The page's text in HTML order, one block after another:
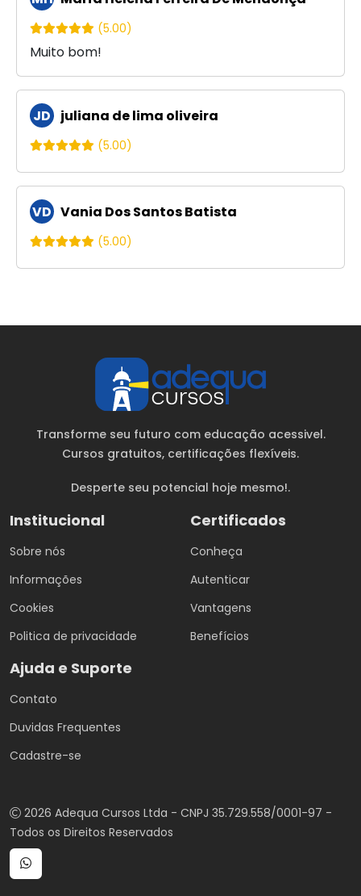
(5.00)
Muito bom!
JD juliana de lima oliveira
(5.00)
VD Vania Dos Santos Batista
(5.00)
Transforme seu futuro com educação acessivel.
Cursos gratuitos, certificações flexíveis.
Desperte seu potencial hoje mesmo!.
Institucional
Sobre nós
Informações
Cookies
Politica de privacidade
Certificados
Conheça
Autenticar
Vantagens
Benefícios
Ajuda e Suporte
Contato
Duvidas Frequentes
Cadastre-se
2026 Adequa Cursos Ltda - CNPJ 35.729.558/0001-97 -
Todos os Direitos Reservados